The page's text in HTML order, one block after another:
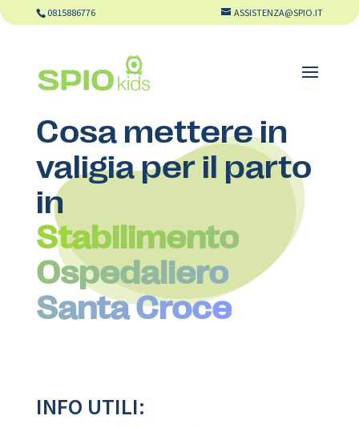
0815886776 ASSISTENZA@SPIO.IT
Cosa mettere in
valigia per il parto
in
Stabilimento
Ospedaliero
Santa Croce
INFO UTILI: